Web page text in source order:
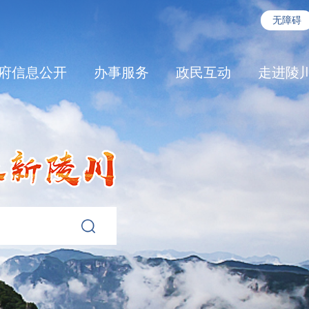
无障碍
信息公开 办事服务 政民互动 走进陵